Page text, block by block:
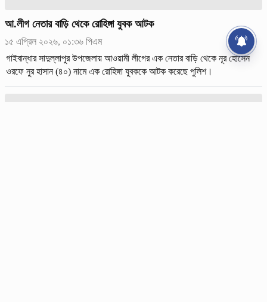
আ.লীগ নেতার বাড়ি থেকে রোহিঙ্গা যুবক আটক
১৫ এপ্রিল ২০২৬, ০১:৩৬ পিএম
গাইবান্ধার সাদুল্লাপুর উপজেলায় আওয়ামী লীগের এক নেতার বাড়ি থেকে নূর হোসেন
ওরফে নুর হাসান (৪০) নামে এক রোহিঙ্গা যুবককে আটক করেছে পুলিশ।